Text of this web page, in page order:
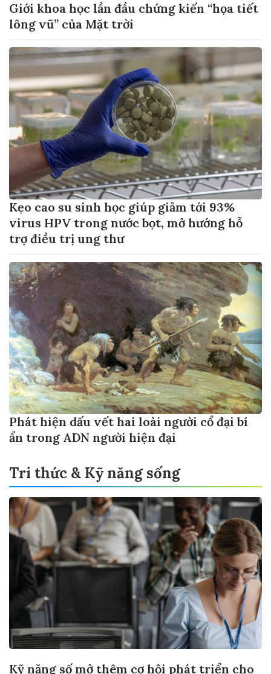
Giới khoa học lần đầu chứng kiến “họa tiết
lông vũ” của Mặt trời
Kẹo cao su sinh học giúp giảm tới 93%
virus HPV trong nước bọt, mở hướng hỗ
trợ điều trị ung thư
Phát hiện dấu vết hai loài người cổ đại bí
ẩn trong ADN người hiện đại
Tri thức & Kỹ năng sống
Kỹ năng số mở thêm cơ hội phát triển cho